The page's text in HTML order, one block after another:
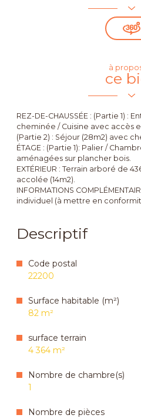
à
ce
REZ-DE-CHAUSSÉE : (Partie 1) :
cheminée / Cuisine avec accès
(Partie 2) : Séjour (28m2) avec
ÉTAGE : (Partie 1): Palier /
aménagées sur plancher bois.
EXTÉRIEUR : Terrain arboré de
accolée (14m2).
INFORMATIONS
individuel (à mettre en
Descriptif
Code postal
22200
Surface habitable (m²)
82 m²
surface terrain
4 364 m²
Nombre de chambre(s)
1
Nombre de pièces